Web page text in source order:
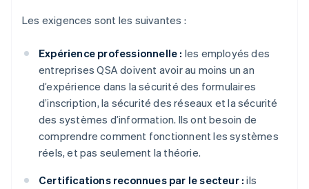
Les exigences sont les suivantes :
Expérience professionnelle : les employés des
entreprises QSA doivent avoir au moins un an
d’expérience dans la sécurité des formulaires
d’inscription, la sécurité des réseaux et la sécurité
des systèmes d’information. Ils ont besoin de
comprendre comment fonctionnent les systèmes
réels, et pas seulement la théorie.
Certifications reconnues par le secteur : ils